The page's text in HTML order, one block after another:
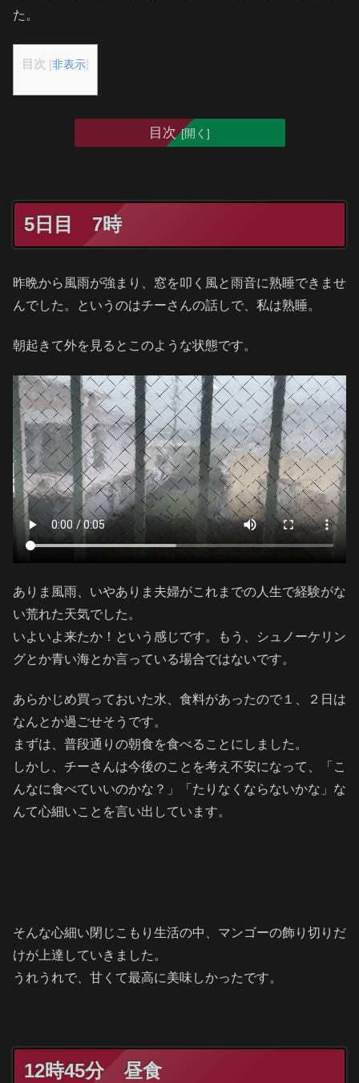
た。
目次 [非表示]
目次
5日目 7時
昨晩から風雨が強まり、窓を叩く風と雨音に熟睡できませ
んでした。というのはチーさんの話しで、私は熟睡。
朝起きて外を見るとこのような状態です。
ありま風雨、いやありま夫婦がこれまでの人生で経験がな
い荒れた天気でした。
いよいよ来たか！という感じです。もう、シュノーケリン
グとか青い海とか言っている場合ではないです。
あらかじめ買っておいた水、食料があったので１、２日は
なんとか過ごせそうです。
まずは、普段通りの朝食を食べることにしました。
しかし、チーさんは今後のことを考え不安になって、「こ
んなに食べていいのかな？」「たりなくならないかな」な
んて心細いことを言い出しています。
そんな心細い閉じこもり生活の中、マンゴーの飾り切りだ
けが上達していきました。
うれうれで、甘くて最高に美味しかったです。
12時45分 昼食